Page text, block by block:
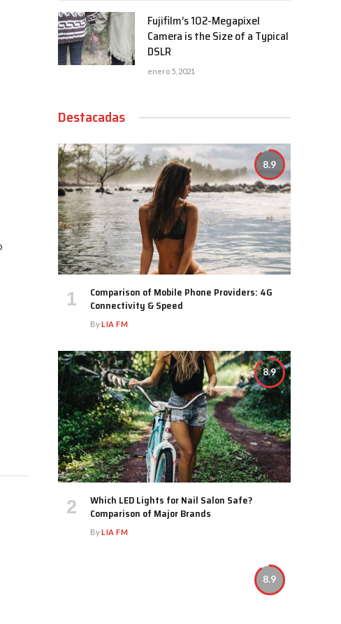
Fujifilm’s 102-Megapixel
Camera is the Size of a Typical
DSLR
enero 5, 2021
Destacadas
8.9
Comparison of Mobile Phone Providers: 4G
Connectivity & Speed
ByLIA FM
8.9
Which LED Lights for Nail Salon Safe?
Comparison of Major Brands
ByLIA FM
8.9